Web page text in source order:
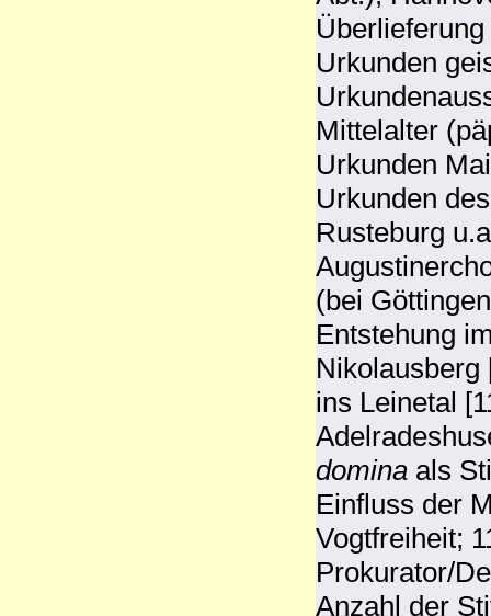
Urkunden
Mittelalter
Urkunden
Urkunden
Rusteburg
(bei
Entstehung
Nikolausberg
ins Leinetal
domina als
Einfluss der
Vogtfreiheit;
Prokurator/
Anzahl der